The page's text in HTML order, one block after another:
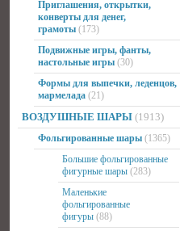
Приглашения, открытки,
конверты для денег,
грамоты (173)
Подвижные игры, фанты,
настольные игры (30)
Формы для выпечки, леденцов,
мармелада (21)
ВОЗДУШНЫЕ ШАРЫ (1913)
Фольгированные шары (1365)
Большие фольгированные
фигурные шары (283)
Маленькие
фольгированные
фигуры (88)